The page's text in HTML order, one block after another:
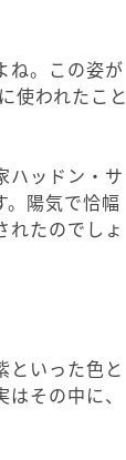
ね。この姿が
使われたこと
ハッドン・サ
。陽気で恰幅
れたのでしょ
といった色と
その中に、